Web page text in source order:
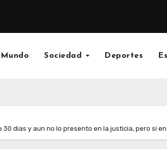
Mundo Sociedad Deportes
dias y aun no lo presento en la justicia, pero si